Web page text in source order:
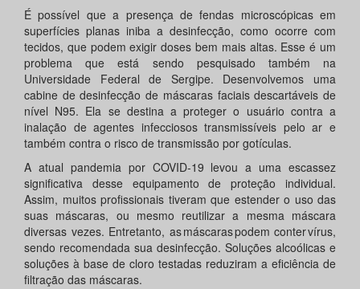
É possível que a presença de fendas microscópicas em
superfícies planas iniba a desinfecção, como ocorre com
tecidos, que podem exigir doses bem mais altas. Esse é um
problema que está sendo pesquisado também na
Universidade Federal de Sergipe. Desenvolvemos uma
cabine de desinfecção de máscaras faciais descartáveis de
nível N95. Ela se destina a proteger o usuário contra a
inalação de agentes infecciosos transmissíveis pelo ar e
também contra o risco de transmissão por gotículas.
A atual pandemia por COVID-19 levou a uma escassez
significativa desse equipamento de proteção individual.
Assim, muitos profissionais tiveram que estender o uso das
suas máscaras, ou mesmo reutilizar a mesma máscara
diversas vezes. Entretanto, as máscaras podem conter vírus,
sendo recomendada sua desinfecção. Soluções alcoólicas e
soluções à base de cloro testadas reduziram a eficiência de
filtração das máscaras.